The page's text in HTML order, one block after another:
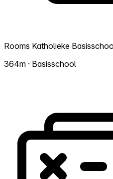
Rooms Katholieke
364m · Basisschool